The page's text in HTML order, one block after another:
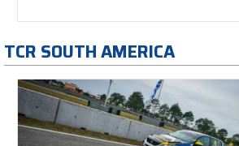
TCR SOUTH AMERICA